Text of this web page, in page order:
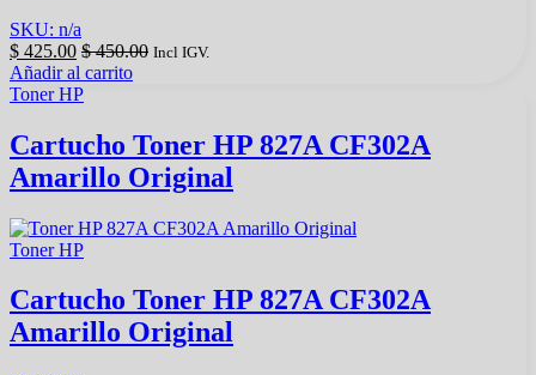
SKU: n/a
$ 425.00 $450.00 Incl IGV.
Añadir al carrito
Toner HP
Cartucho Toner HP 827A CF302A
Amarillo Original
Toner HP
Cartucho Toner HP 827A CF302A
Amarillo Original